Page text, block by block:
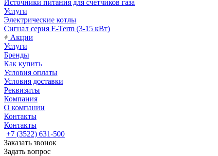
Источники питания для счетчиков газа
Услуги
Электрические котлы
Сигнал серия E-Term (3-15 кВт)
Акции
Услуги
Бренды
Как купить
Условия оплаты
Условия доставки
Реквизиты
Компания
О компании
Контакты
Контакты
+7 (3522) 631-500
Заказать звонок
Задать вопрос